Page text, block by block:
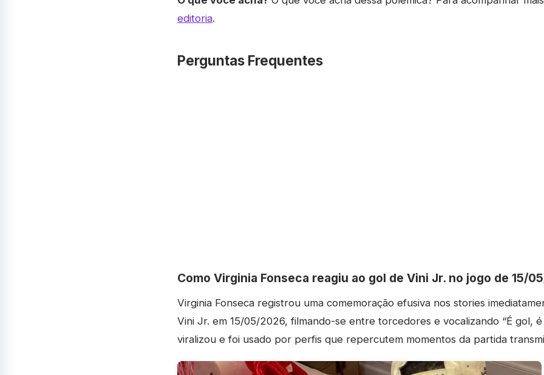
editoria.
Perguntas Frequentes
Como Virginia Fonseca reagiu ao gol de Vini Jr. no jogo de 15/
Virginia Fonseca registrou uma comemoração efusiva nos stories
Vini Jr. em 15/05/2026, filmando-se entre torcedores e vocalizando “É gol, é
viralizou e foi usado por perfis que repercutem momentos da partida